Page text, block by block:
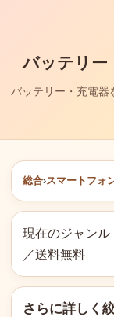
バッテリー
バッテリー・充電器
総合›スマートフォ
現在のジャンル
／送料無料
さらに詳しく